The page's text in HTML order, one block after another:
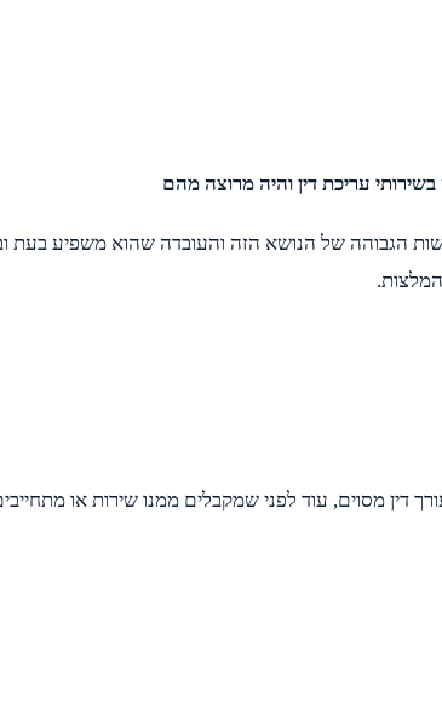
עריכת דין והיה מרוצה מהם
הגבוהה של הנושא הזה והעובדה שהוא משפיע
מסוים, עוד לפני שמקבלים ממנו שירות או